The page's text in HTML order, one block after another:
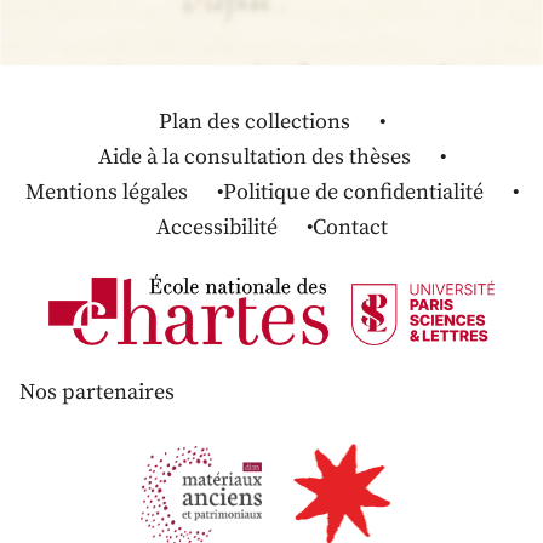
Plan des collections
Aide à la consultation des thèses
Mentions légales
Politique de confidentialité
Accessibilité
Contact
Nos partenaires